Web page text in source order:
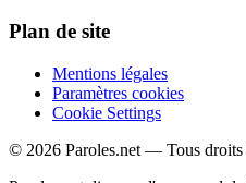
Plan de site
Mentions légales
Paramètres cookies
Cookie Settings
© 2026 Paroles.net — Tous droits